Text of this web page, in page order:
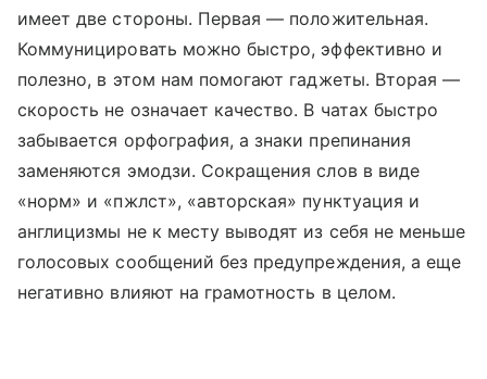
имеет две стороны. Первая — положительная.
Коммуницировать можно быстро, эффективно и
полезно, в этом нам помогают гаджеты. Вторая —
скорость не означает качество. В чатах быстро
забывается орфография, а знаки препинания
заменяются эмодзи. Сокращения слов в виде
«норм» и «пжлст», «авторская» пунктуация и
англицизмы не к месту выводят из себя не меньше
голосовых сообщений без предупреждения, а еще
негативно влияют на грамотность в целом.